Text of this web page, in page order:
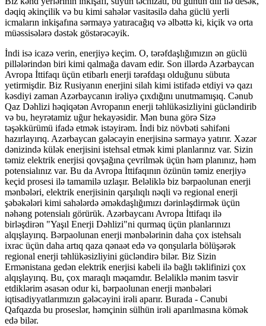
dəqiq əkinçilik və bu kimi sahələr vasitəsilə daha güclü yerli
icmaların inkişafına sərmayə yatıracağıq və əlbəttə ki, kiçik və orta
müəssisələrə dəstək göstərəcəyik.
İndi isə icazə verin, enerjiyə keçim. O, tərəfdaşlığımızın ən güclü
pillələrindən biri kimi qalmağa davam edir. Son illərdə Azərbaycan
Avropa İttifaqı üçün etibarlı enerji tərəfdaşı olduğunu sübuta
yetirmişdir. Biz Rusiyanın enerjini silah kimi istifadə etdiyi və qazı
kəsdiyi zaman Azərbaycanın irəliyə çıxdığını unutmamışıq. Cənub
Qaz Dəhlizi həqiqətən Avropanın enerji təhlükəsizliyini gücləndirib
və bu, heyrətamiz uğur hekayəsidir. Mən buna görə Sizə
təşəkkürümü ifadə etmək istəyirəm. İndi biz növbəti səhifəni
hazırlayırıq. Azərbaycan gələcəyin enerjisinə sərmayə yatırır. Xəzər
dənizində külək enerjisini istehsal etmək kimi planlarınız var. Sizin
təmiz elektrik enerjisi qovşağına çevrilmək üçün həm planınız, həm
potensialınız var. Bu da Avropa İttifaqının özünün təmiz enerjiyə
keçid prosesi ilə tamamilə uzlaşır. Beləliklə biz bərpaolunan enerji
mənbələri, elektrik enerjisinin qarşılıqlı nəqli və regional enerji
şəbəkələri kimi sahələrdə əməkdaşlığımızı dərinləşdirmək üçün
nəhəng potensialı görürük. Azərbaycanı Avropa İttifaqı ilə
birləşdirən "Yaşıl Enerji Dəhlizi"ni qurmaq üçün planlarınızı
alqışlayırıq. Bərpaolunan enerji mənbələrinin daha çox istehsalı
ixrac üçün daha artıq qaza qənaət edə və qonşularla bölüşərək
regional enerji təhlükəsizliyini gücləndirə bilər. Biz Sizin
Ermənistana gedən elektrik enerjisi kabeli ilə bağlı təklifinizi çox
alqışlayırıq. Bu, çox maraqlı məqamdır. Beləliklə mənim təsvir
etdiklərim əsasən odur ki, bərpaolunan enerji mənbələri
iqtisadiyyatlarımızın gələcəyini irəli aparır. Burada - Cənubi
Qafqazda bu proseslər, həmçinin sülhün irəli aparılmasına kömək
edə bilər.